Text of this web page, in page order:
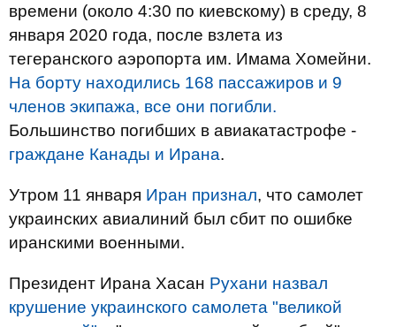
времени (около 4:30 по киевскому) в среду, 8
января 2020 года, после взлета из
тегеранского аэропорта им. Имама Хомейни.
На борту находились 168 пассажиров и 9
членов экипажа, все они погибли.
Большинство погибших в авиакатастрофе -
граждане Канады и Ирана.
Утром 11 января Иран признал, что самолет
украинских авиалиний был сбит по ошибке
иранскими военными.
Президент Ирана Хасан Рухани назвал
крушение украинского самолета "великой